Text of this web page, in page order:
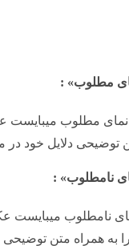
مطلوب» :
مطلوب می‏بایست
توضیحی دلایل خود
نامطلوب» :
نامطلوب می‏بایست
به همراه متن